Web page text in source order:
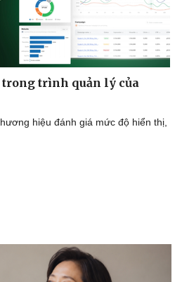
trong trình quản lý của
hiệu đánh giá mức độ hiển thị,